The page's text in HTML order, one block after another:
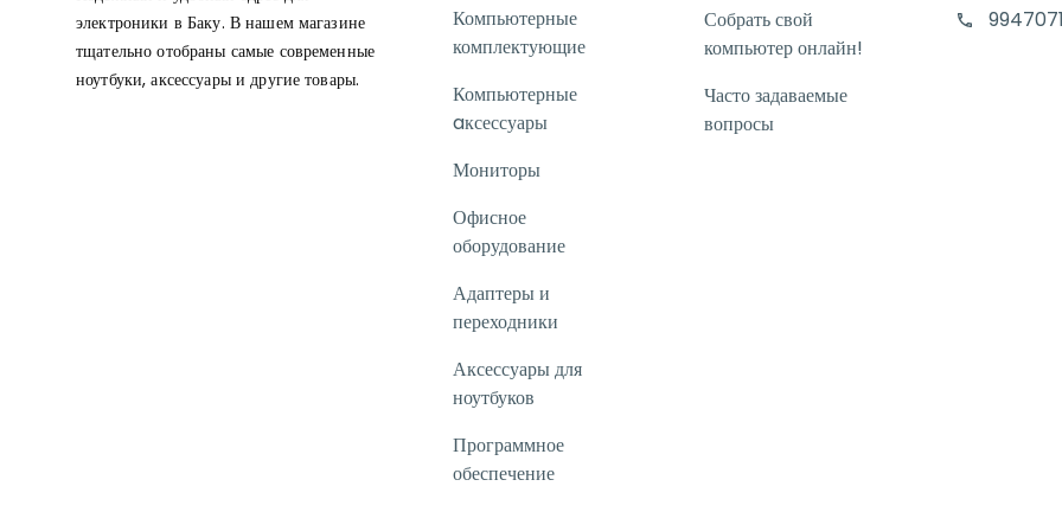
электроники в Баку. В нашем магазине
тщательно отобраны самые современные
ноутбуки, аксессуары и другие товары.
Компьютерные
комплектующие
Компьютерные
aксессуары
Мониторы
Офисное
оборудование
Адаптеры и
переходники
Аксессуары для
ноутбуков
Программное
обеспечение
Собрать свой
компьютер онлайн!
Часто задаваемые
вопросы